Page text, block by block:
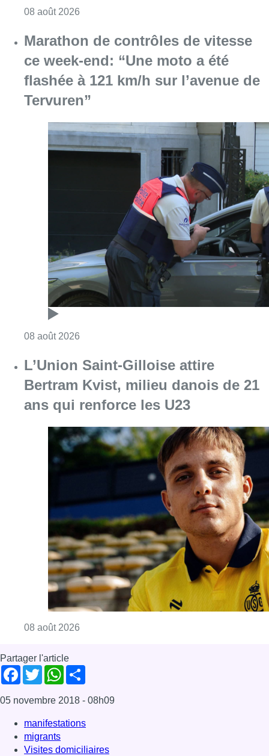
08 août 2026
Marathon de contrôles de vitesse
ce week-end: “Une moto a été
flashée à 121 km/h sur l’avenue de
Tervuren”
08 août 2026
L’Union Saint-Gilloise attire
Bertram Kvist, milieu danois de 21
ans qui renforce les U23
08 août 2026
Partager l'article
Facebook
TwitterWhatsApp
05 novembre 2018 - 08h09
manifestations
migrants
Visites domiciliaires